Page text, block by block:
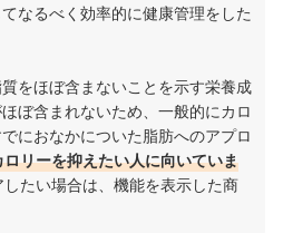
なるべく効率的に健康管理をした
をほぼ含まないことを示す栄養成
ぼ含まれないため、一般的にカロ
におなかについた脂肪へのアプロ
ロリーを抑えたい人に向いていま
たい場合は、機能を表示した商